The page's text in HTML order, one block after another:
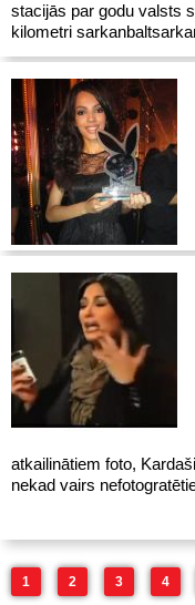
stacijās par godu valsts
kilometri
atkailinātiem foto,
nekad vairs
1 2 3 4